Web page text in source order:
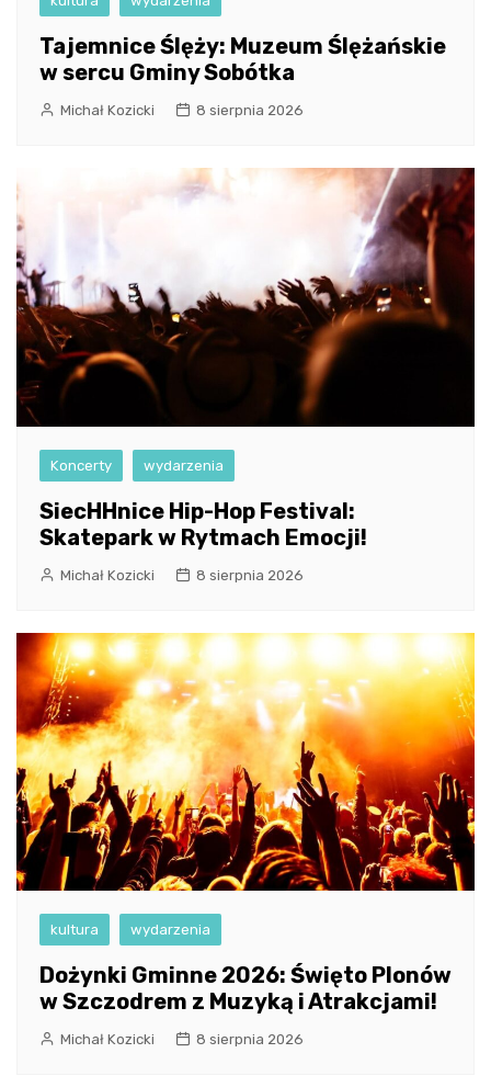
Tajemnice Ślęży: Muzeum Ślężańskie
w sercu Gminy Sobótka
Michał Kozicki 8 sierpnia 2026
Koncerty wydarzenia
SiecHHnice Hip-Hop Festival:
Skatepark w Rytmach Emocji!
Michał Kozicki 8 sierpnia 2026
kultura wydarzenia
Dożynki Gminne 2026: Święto Plonów
w Szczodrem z Muzyką i Atrakcjami!
Michał Kozicki 8 sierpnia 2026